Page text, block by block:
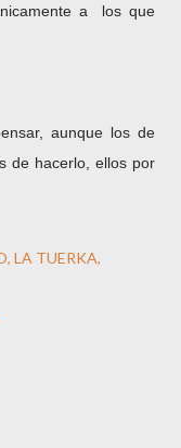
a los que
aunque los de
de hacerlo, ellos por
LA TUERKA